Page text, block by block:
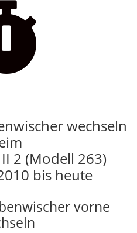
wechseln
2 (Modell 263)
bis heute
vorne